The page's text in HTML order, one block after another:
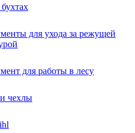
для ухода за режущей
для работы в лесу
чехлы